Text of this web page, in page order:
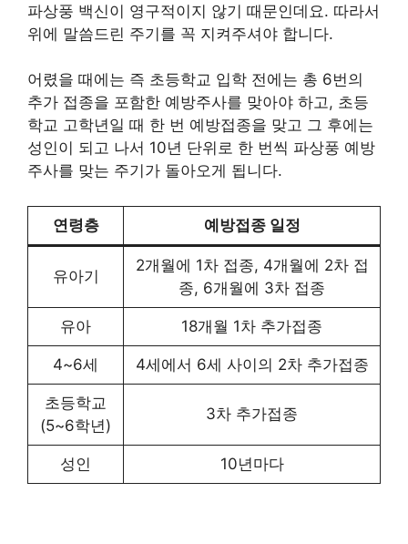
파상풍 백신이 영구적이지 않기 때문인데요. 따라서
위에 말씀드린 주기를 꼭 지켜주셔야 합니다.
어렸을 때에는 즉 초등학교 입학 전에는 총 6번의
추가 접종을 포함한 예방주사를 맞아야 하고, 초등
학교 고학년일 때 한 번 예방접종을 맞고 그 후에는
성인이 되고 나서 10년 단위로 한 번씩 파상풍 예방
주사를 맞는 주기가 돌아오게 됩니다.
연령층 예방접종 일정
유아기
2개월에 1차 접종, 4개월에 2차 접
종, 6개월에 3차 접종
유아 18개월 1차 추가접종
4~6세 4세에서 6세 사이의 2차 추가접종
초등학교
(5~6학년)
3차 추가접종
성인 10년마다